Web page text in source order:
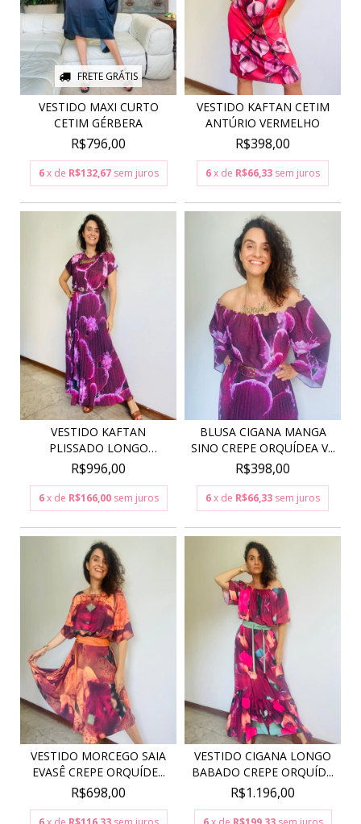
FRETE GRÁTIS
VESTIDO MAXI CURTO
CETIM GÉRBERA
R$796,00
6 x de R$132,67 sem juros
VESTIDO KAFTAN CETIM
ANTÚRIO VERMELHO
R$398,00
6x de R$66,33 sem juros
VESTIDO KAFTAN
PLISSADO LONGO
ORQUIDEA V...
R$996,00
6 x de R$166,00 sem juros
BLUSA CIGANA MANGA
SINO CREPE ORQUÍDEA V...
R$398,00
6x de R$66,33 sem juros
VESTIDO MORCEGO SAIA
EVASÊ CREPE ORQUÍDE...
R$698,00
VESTIDO CIGANA LONGO
BABADO CREPE ORQUÍD...
R$1.196,00